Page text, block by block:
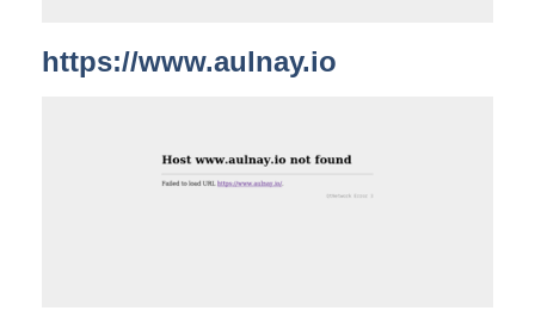
https://www.aulnay.io